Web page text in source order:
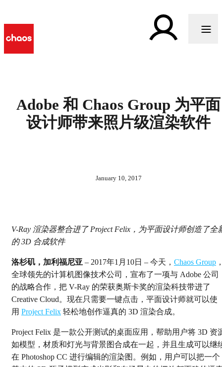
Adobe 和 Chaos Group 为平面
设计师带来照片级渲染软件
January 10, 2017
V-Ray 渲染器整合进了 Project Felix，为平面设计师创造了全
的 3D 合成软件
洛杉矶，加利福尼亚 – 2017年1月10日 – 今天， Chaos Group
全球领先的计算机图像技术公司，宣布了一项与 Adobe 公司
的战略合作，把 V-Ray 的荣获奥斯卡奖的渲染科技带进了
Creative Cloud。现在只需要一键点击，平面设计师就可以使
用 Project Felix 轻松地创作逼真的 3D 渲染合成。
Project Felix 是一款公开测试的桌面应用，帮助用户将 3D 资
如模型，材质和灯光与背景图合成在一起，并且生成可以继
在 Photoshop CC 进行编辑的渲染图。例如，用户可以把一个